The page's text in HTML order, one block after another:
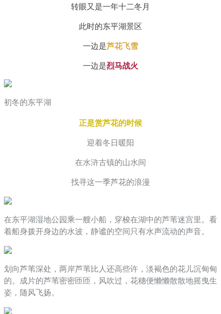
转眼又是一年十二冬月
此时的东平湖景区
一边是芦花飞雪
一边是烈马战火
初冬的东平湖
正是赏芦花的时候
迎着冬日暖阳
在水浒古镇的山水间
找寻这一季芦花的浪漫
在东平湖湿地公园乘一艘小船，穿梭在湖中的芦苇迷宫里。看
着船身拨开身边的水波，静谧的空间只有水声流动的声音。
划向芦苇深处，两岸芦苇比人还高些许，淡褐色的花儿沉甸甸
的。成片的芦苇密密匝匝，风吹过，花穗便懒懒散散地摇曳生
姿，随风飞扬。